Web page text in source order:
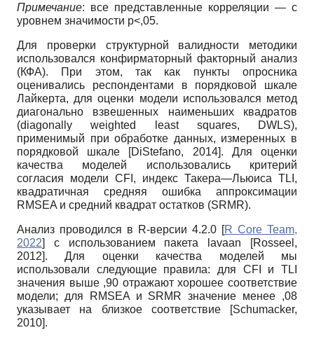
Примечание: все представленные корреляции — с
уровнем значимости р<,05.
Для проверки структурной валидности методики
использовался конфирматорный факторный анализ
(КФА). При этом, так как пункты опросника
оценивались респондентами в порядковой шкале
Лайкерта, для оценки модели использовался метод
диагонально взвешенных наименьших квадратов
(diagonally weighted least squares, DWLS),
применимый при обработке данных, измеренных в
порядковой шкале [DiStefano, 2014]. Для оценки
качества моделей использовались критерий
согласия модели CFI, индекс Такера—Льюиса TLI,
квадратичная средняя ошибка аппроксимации
RMSEA и средний квадрат остатков (SRMR).
Анализ проводился в R-версии 4.2.0 [R Core Team,
2022] с использованием пакета lavaan [Rosseel,
2012]. Для оценки качества моделей мы
использовали следующие правила: для CFI и TLI
значения выше ,90 отражают хорошее соответствие
модели; для RMSEA и SRMR значение менее ,08
указывает на близкое соответствие
[Schumacker,
2010].